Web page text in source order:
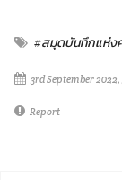
#สมุดบันทึกแห่ง
3rd September
Report